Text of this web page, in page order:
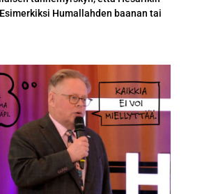
Humallahden baanan tai